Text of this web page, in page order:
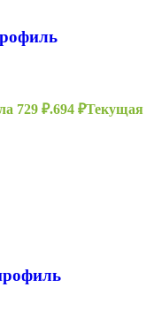
729 ₽.694 ₽Текущая